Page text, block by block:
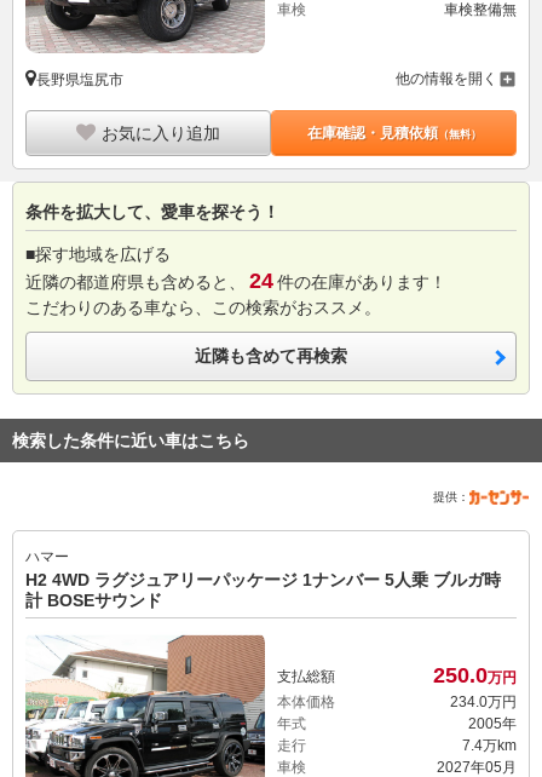
車検
車検整備無
長野県塩尻市 他の情報を開く
お気に入り追加 在庫確認・見積依頼（無料）
条件を拡大して、愛車を探そう！
■探す地域を広げる
近隣の都道府県も含めると、
24件の在庫があります！
こだわりのある車なら、この検索がおススメ。
近隣も含めて再検索
検索した条件に近い車はこちら
提供：
ハマー
H2 4WD ラグジュアリーパッケージ 1ナンバー 5人乗 ブルガ時
計 BOSEサウンド
支払総額 250.0万円
本体価格
234. 0万円
年式
2005年
走行
7.4万km
車検
2027年05月